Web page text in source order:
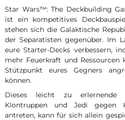
Star Wars™: The Deckbuilding
ist ein kompetitives
stehen sich die Galaktische
der Separatisten gegenüber. Im
eure Starter-Decks verbessern,
mehr Feuerkraft und
Stützpunkt eures Gegners
können.
Dieses leicht zu erlernende
Klontruppen und Jedi gegen
antreten, kann für sich allein